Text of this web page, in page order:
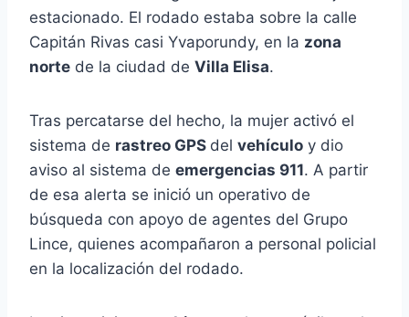
estacionado. El rodado estaba sobre la calle
Capitán Rivas casi Yvaporundy, en la zona
norte de la ciudad de Villa Elisa.
Tras percatarse del hecho, la mujer activó el
sistema de rastreo GPS del vehículo y dio
aviso al sistema de emergencias 911. A partir
de esa alerta se inició un operativo de
búsqueda con apoyo de agentes del Grupo
Lince, quienes acompañaron a personal policial
en la localización del rodado.